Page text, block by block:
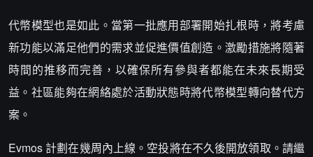
代幣模型也是如此。當第一批應用部署開始扎根時，將考慮
新功能以滿足他們的需求並促進價值創造。激勵措施將隨著
時間的推移而完善，以確保所有參與者都能在未來長期受
益。社區能夠在網絡處於活動狀態時將代幣模型轉向替代方
案。
Evmos 計劃在幾周內上線。空投將在不久後開放領取。請繼